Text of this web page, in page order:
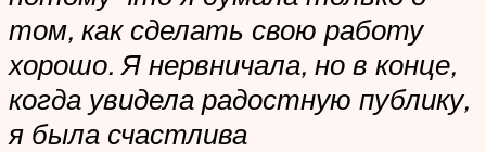
том, как сделать свою работу
хорошо. Я нервничала, но в конце,
когда увидела радостную публику,
я была счастлива